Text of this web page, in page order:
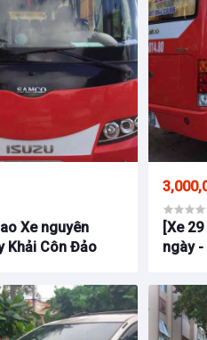
Xe nguyên
Khải Côn Đảo
[Xe
ngày -